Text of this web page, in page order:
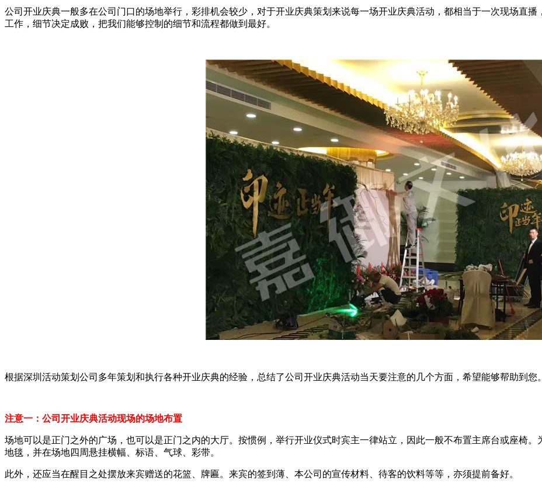
公司开业庆典一般多在公司门口的场地举行，彩排机会较少，对于开业庆典策划来说每一场开业庆典活动，都相当于一次现场直
工作，细节决定成败，把我们能够控制的细节和流程都做到最好。
根据深圳活动策划公司多年策划和执行各种开业庆典的经验，总结了公司开业庆典活动当天要注意的几个方面，希望能够帮助到您。
注意一：公司开业庆典活动现场的场地布置
场地可以是正门之外的广场，也可以是正门之内的大厅。按惯例，举行开业仪式时宾主一律站立，因此一般不布置主席台或座椅
地毯，并在场地四周悬挂横幅、标语、气球、彩带。
此外，还应当在醒目之处摆放来宾赠送的花篮、牌匾。来宾的签到薄、本公司的宣传材料、待客的饮料等等，亦须提前备好。